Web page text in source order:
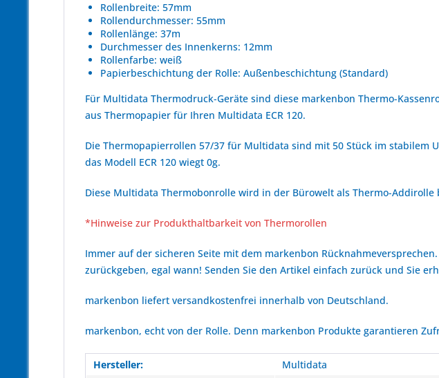
Rollenbreite: 57mm
Rollendurchmesser: 55mm
Rollenlänge: 37m
Durchmesser des Innenkerns: 12mm
Rollenfarbe: weiß
Papierbeschichtung der Rolle: Außenbeschichtung (Standard)
Für Multidata Thermodruck-Geräte sind diese markenbon Thermo-
aus Thermopapier für Ihren Multidata ECR 120.
Die Thermopapierrollen 57/37 für Multidata sind mit 50 Stück im stabilem
das Modell ECR 120 wiegt 0g.
Diese Multidata Thermobonrolle wird in der Bürowelt als Thermo-Addirolle
*Hinweise zur Produkthaltbarkeit von Thermorollen
Immer auf der sicheren Seite mit dem markenbon
zurückgeben, egal wann! Senden Sie den Artikel einfach zurück und Sie
markenbon liefert versandkostenfrei innerhalb von Deutschland.
markenbon, echt von der Rolle. Denn markenbon Produkte garantieren
Hersteller:
Multidata